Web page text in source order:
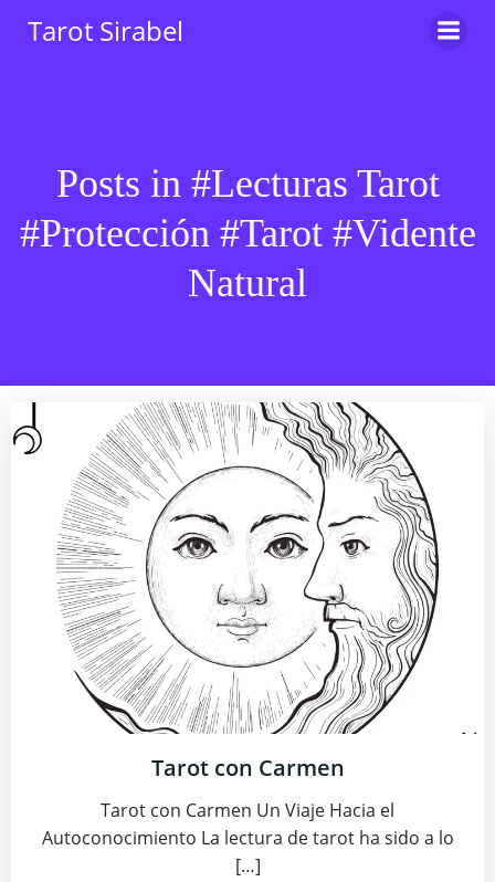
Tarot Sirabel
Posts in #Lecturas Tarot
#Protección #Tarot #Vidente
Natural
Tarot con Carmen
Tarot con Carmen Un Viaje Hacia el
Autoconocimiento La lectura de tarot ha sido a lo
[…]